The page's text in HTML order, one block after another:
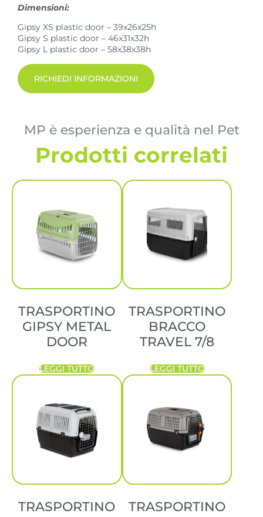
Dimensioni:
Gipsy XS plastic door – 39x26x25h
Gipsy S plastic door – 46x31x32h
Gipsy L plastic door – 58x38x38h
RICHIEDI INFORMAZIONI
MP è esperienza e qualità nel Pet
Prodotti correlati
TRASPORTINO
GIPSY METAL
DOOR
LEGGI TUTTO
TRASPORTINO
BRACCO
TRAVEL 7/8
LEGGI TUTTO
TRASPORTINO
TRASPORTINO